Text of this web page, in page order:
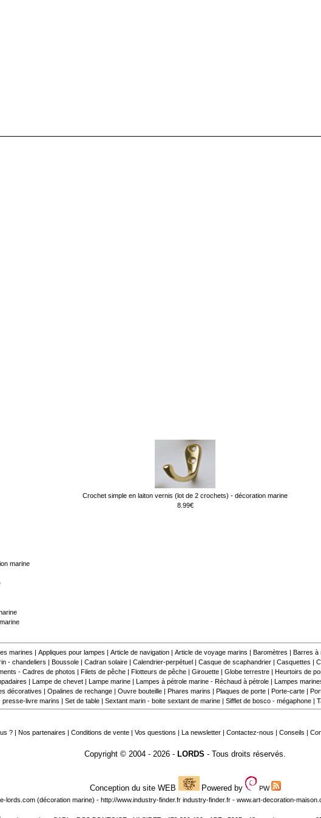
Crochet simple en laiton vernis (lot de 2 crochets) - décoration marine
8.99€
marine
marines | Appliques pour lampes | Article de navigation | Article de voyage marins | Baromètres | Barres à
- chandeliers | Boussole| Cadran solaire| Calendrier-perpétuel| Casque de scaphandrier| Casquettes |
- Cadres de photos | Filets de pêche| Flotteurs de pêche| Girouette| Globe terrestre| Heurtoirs de
| Lampe de chevet | Lampe marine | Lampes à pétrole marine - Réchaud à pétrole | Lampes
décoratives | Opalines de rechange| Ouvre bouteille| Phares marins | Plaques de porte| Porte-carte|
presse-livre marins | Set de table| Sextant marin - boite sextant de marine| Sifflet de bosco - mégaphone|
? | Nos partenaires | Conditions de vente | Vos questions | La newsletter | Contactez-nous | Conseils |
Copyright © 2004 - 2026 - LORDS - Tous droits réservés.
Conception du site WEB Powered by PW
lords.com(décoration marine) - http://www.industry-finder.frindustry-finder.fr - www.art-decoration-